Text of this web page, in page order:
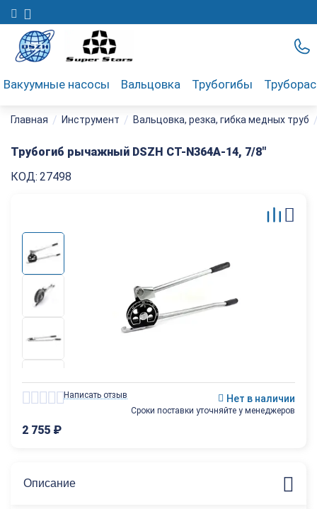
Вакуумные насосы Вальцовка Трубогибы
Главная / Инструмент / Вальцовка, резка, гибка медных труб
Трубогиб рычажный DSZH CT-N364A-14, 7/8"
КОД: 27498
Написать отзыв Нет в наличии
Сроки поставки уточняйте у менеджеров
2 755 ₽
Описание